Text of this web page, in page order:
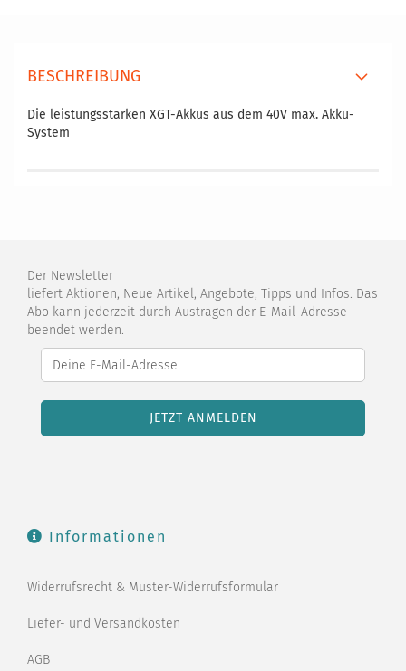
BESCHREIBUNG
Die leistungsstarken XGT-Akkus aus dem 40V max. Akku-
System
Der Newsletter
liefert Aktionen, Neue Artikel, Angebote, Tipps und Infos. Das
Abo kann jederzeit durch Austragen der E-Mail-Adresse
beendet werden.
Informationen
Widerrufsrecht & Muster-Widerrufsformular
Liefer- und Versandkosten
AGB